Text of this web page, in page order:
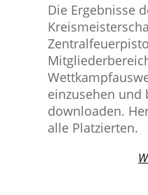
Die Ergebnisse der letzten
einzusehen und
downloaden.
alle Platzierten.